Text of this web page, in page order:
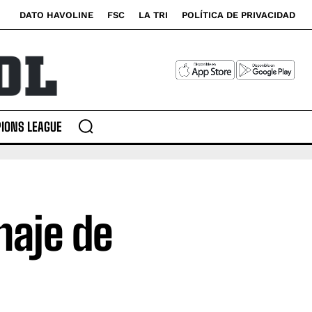
DATO HAVOLINE FSC LA TRI POLÍTICA DE PRIVACIDAD
LEAGUE
de